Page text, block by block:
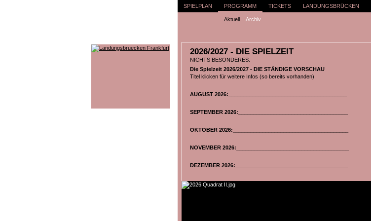
SPIELPLAN PROGRAMM
Aktuell Archiv
TICKETS LANDUNGSBRÜCKEN
2026/2027 - DIE SPIELZEIT
NICHTS BESONDERES.
Die Spielzeit 2026/2027 - DIE STÄNDIGE VORSCHAU
Titel klicken für weitere Infos (so bereits vorhanden)
AUGUST 2026:________________________________________
SEPTEMBER 2026:_____________________________________
OKTOBER 2026:_______________________________________
NOVEMBER 2026:______________________________________
DEZEMBER 2026:______________________________________